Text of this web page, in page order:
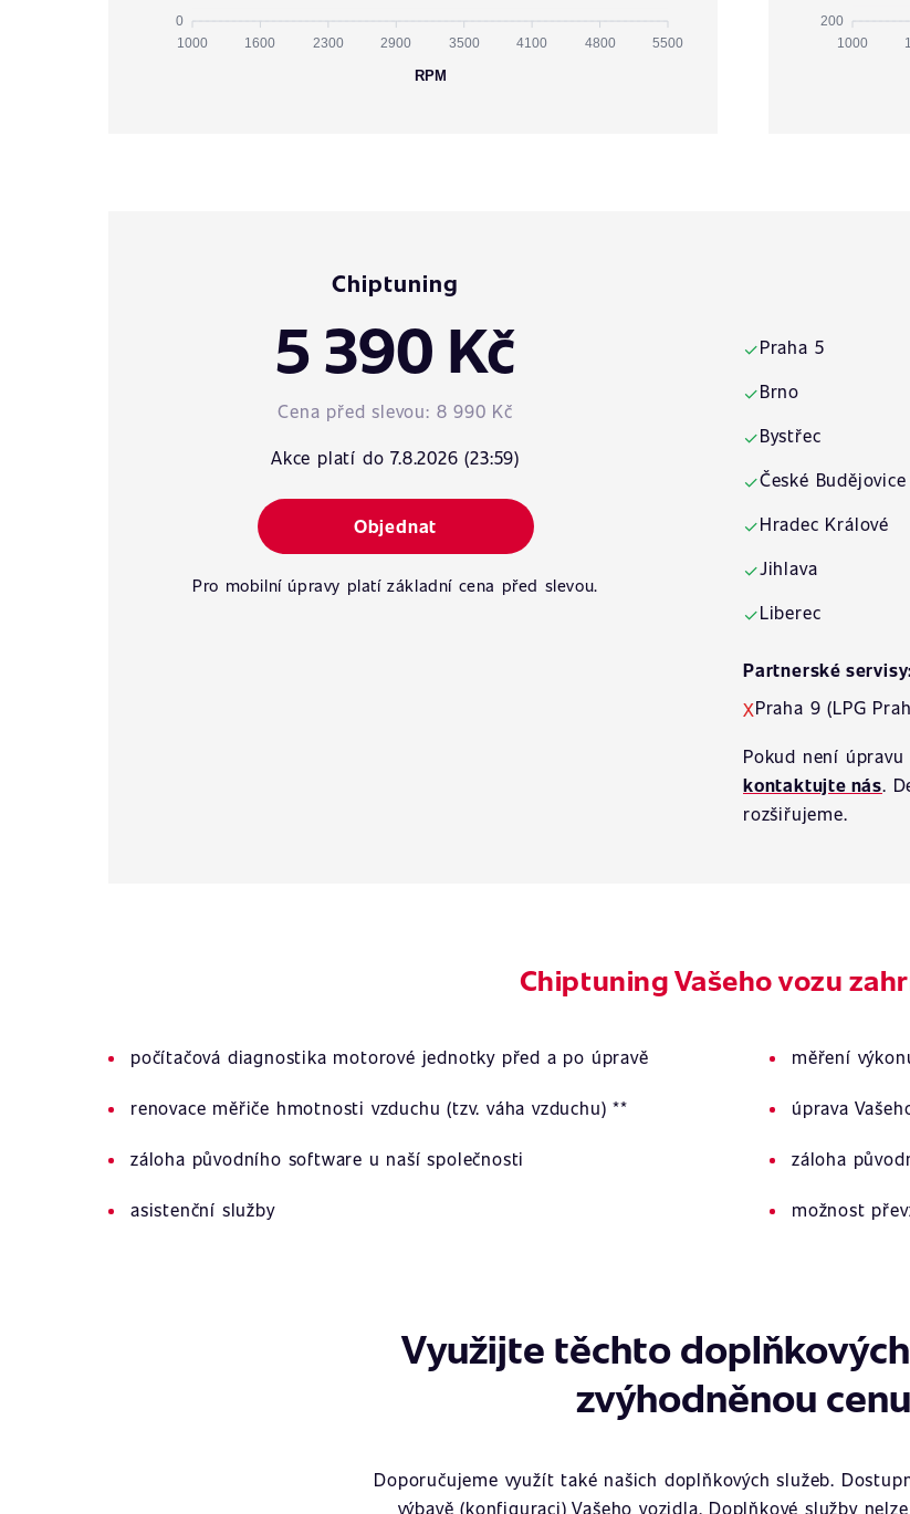
0
1000 1600 2300 2900 3500 4100 4800 5500
RPM
200
1000
Chiptuning
5 390 Kč
Cena před slevou: 8 990 Kč
Akce platí do 7.8.2026 (23:59)
Objednat
Pro mobilní úpravy platí základní cena před slevou.
✓Praha 5
✓Brno
✓Bystřec
✓České Budějovice
✓Hradec Králové
✓Jihlava
✓Liberec
Partnerské
XPraha 9 (LPG
Pokud není
kontaktujte nás.
rozšiřujeme.
Chiptuning Vašeho vozu
počítačová diagnostika motorové jednotky před a po úpravě měření
renovace měřiče hmotnosti vzduchu (tzv. váha vzduchu) ** úprava
záloha původního software u naší společnosti záloha
asistenční služby možnost
Využijte těchto
zvýhodněnou cenu
Doporučujeme využít také našich doplňkových služeb.
výbavě (konfiguraci) Vašeho vozidla. Doplňkové služby